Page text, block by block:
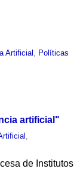
Artificial
Políticas
artificial"
de Institutos